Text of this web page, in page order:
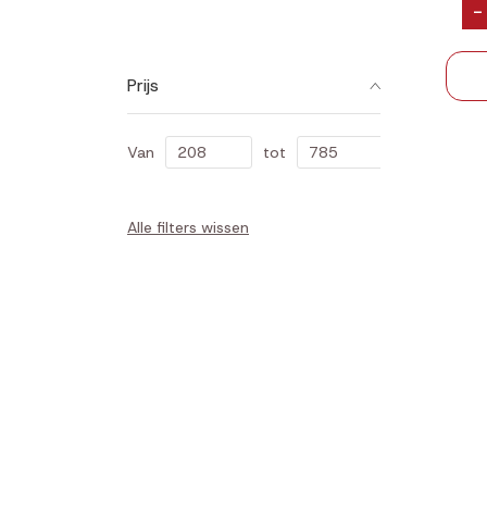
Prijs
Van tot
Alle filters wissen
-